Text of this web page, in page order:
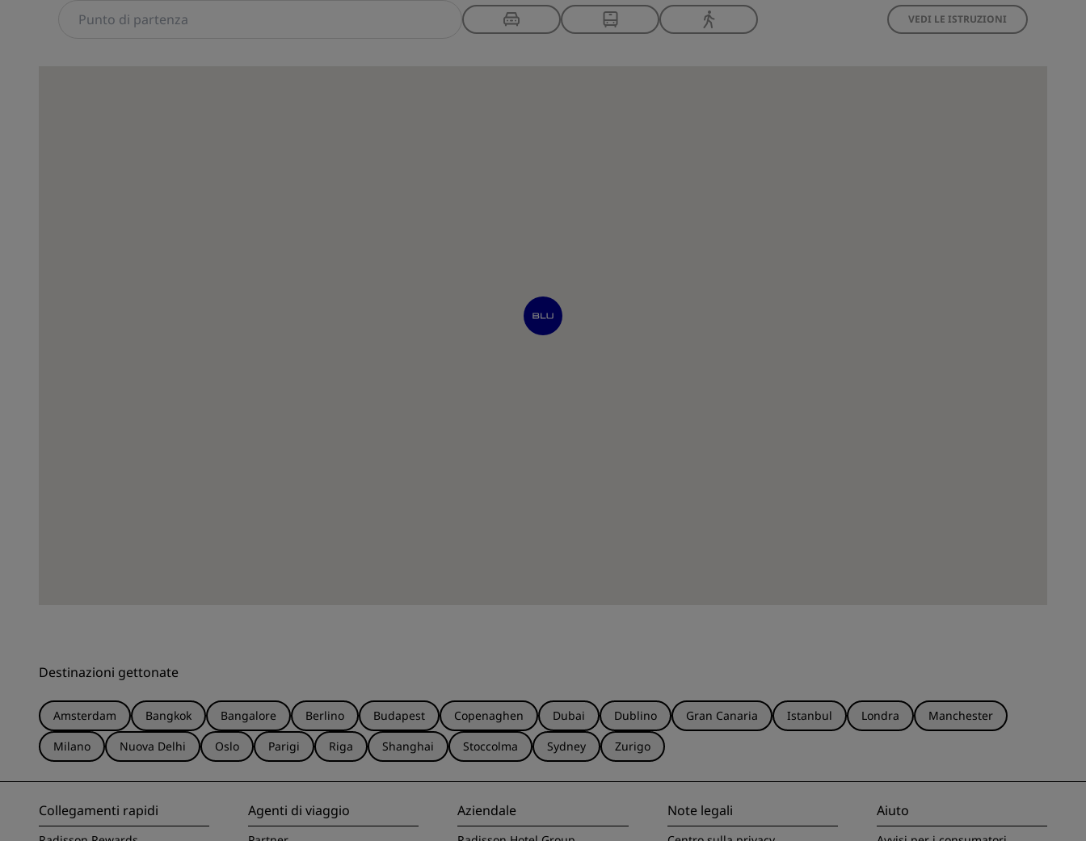
VEDI LE ISTRUZIONI
Destinazioni gettonate
Amsterdam Bangkok Bangalore Berlino Budapest Copenaghen Dubai Dublino Gran Canaria Istanbul Londra
Manchester
Milano
Nuova Delhi Oslo Parigi Riga Shanghai Stoccolma Sydney Zurigo
Collegamenti rapidi Agenti di viaggio Aziendale Note legali Aiuto